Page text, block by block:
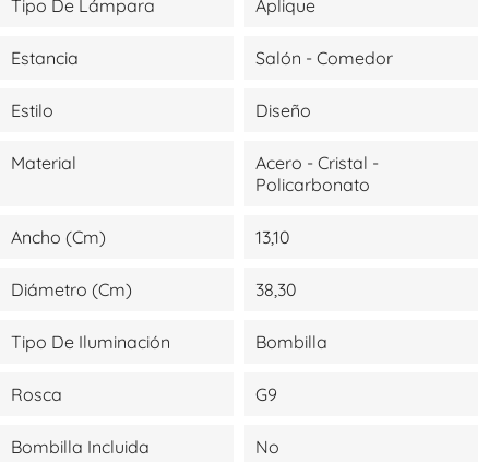
Tipo De Lámpara Aplique
Estancia Salón - Comedor
Estilo Diseño
Material
Acero - Cristal -
Policarbonato
Ancho (cm) 13,10
Diámetro (cm) 38,30
Tipo De Iluminación Bombilla
Rosca G9
Bombilla Incluida No